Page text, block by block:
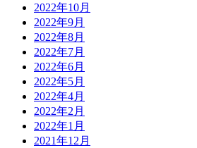
2022年10月
2022年9月
2022年8月
2022年7月
2022年6月
2022年5月
2022年4月
2022年2月
2022年1月
2021年12月